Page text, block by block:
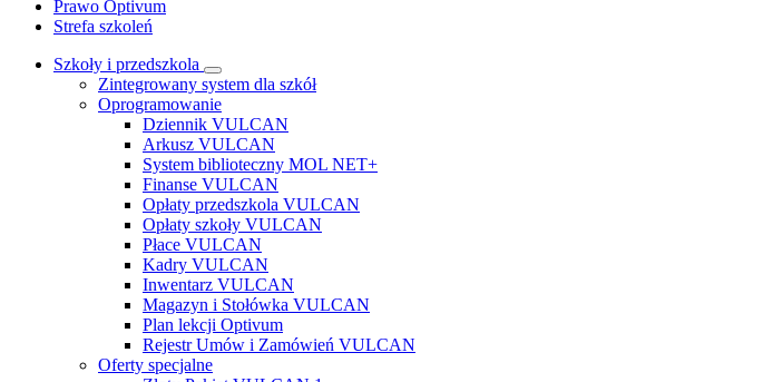
Prawo Optivum
Strefa szkoleń
Szkoły i przedszkola
Zintegrowany system dla szkół
Oprogramowanie
Dziennik VULCAN
Arkusz VULCAN
System biblioteczny MOL NET+
Finanse VULCAN
Opłaty przedszkola VULCAN
Opłaty szkoły VULCAN
Płace VULCAN
Kadry VULCAN
Inwentarz VULCAN
Magazyn i Stołówka VULCAN
Plan lekcji Optivum
Rejestr Umów i Zamówień VULCAN
Oferty specjalne